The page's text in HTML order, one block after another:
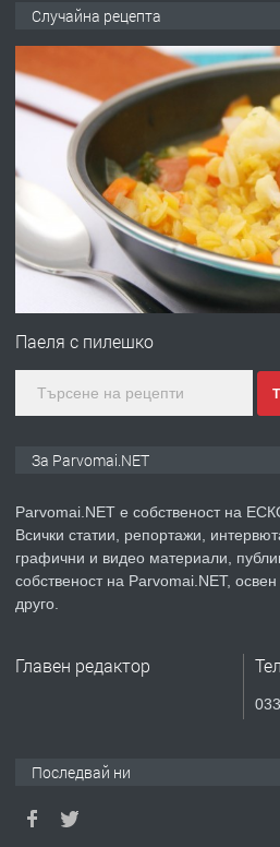
ПРЕДЛАГА
Първи поход
Войвода"
Монтажник
ПРЕДЛАГА
Продавам
Случайна рецепта
Паеля с пилешко
За Parvomai.NET
Parvomai.NET е собственост на
Всички статии, репортажи,
графични и видео материали,
собственост на Parvomai.NET,
друго.
Главен редактор
Последвай ни